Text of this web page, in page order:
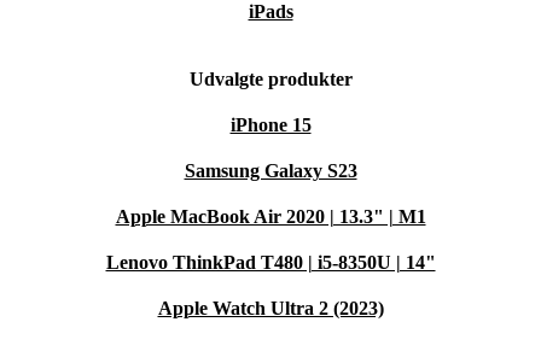
iPads
Udvalgte produkter
iPhone 15
Samsung Galaxy S23
Apple MacBook Air 2020 | 13.3" | M1
Lenovo ThinkPad T480 | i5-8350U | 14"
Apple Watch Ultra 2 (2023)